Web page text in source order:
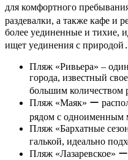
для комфортного
раздевалки, а также кафе и
более уединенные и тихие,
ищет уединения с природой․
Пляж «Ривьера» ‒
города, известный
большим количеством
Пляж «Маяк» ー
рядом с одноименным
Пляж «Бархатные
галькой, идеально
Пляж «Лазаревское»